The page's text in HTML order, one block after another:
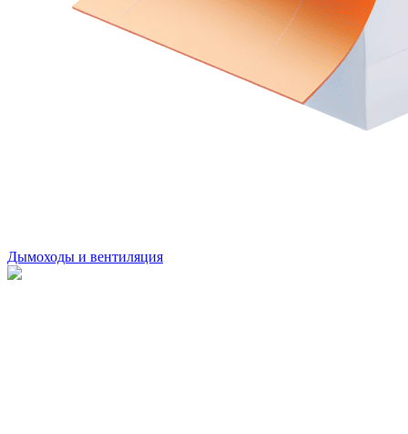
Дымоходы и вентиляция